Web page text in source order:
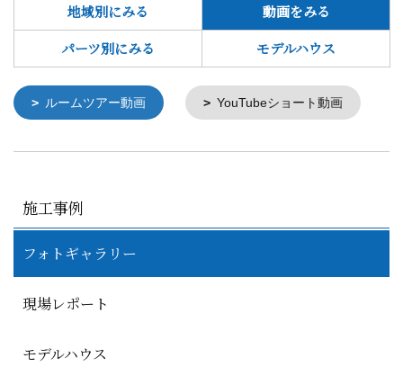
地域別にみる
動画をみる
パーツ別にみる
モデルハウス
ルームツアー動画 YouTubeショート動画
施工事例
フォトギャラリー
現場レポート
モデルハウス